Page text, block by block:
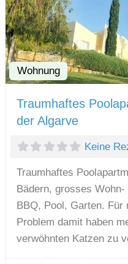
Wohnung
Traumhaftes
der Algarve
Keine
Traumhaftes
Bädern, grosses
BBQ, Pool, Garten.
Problem damit haben
verwöhnten Katzen zu